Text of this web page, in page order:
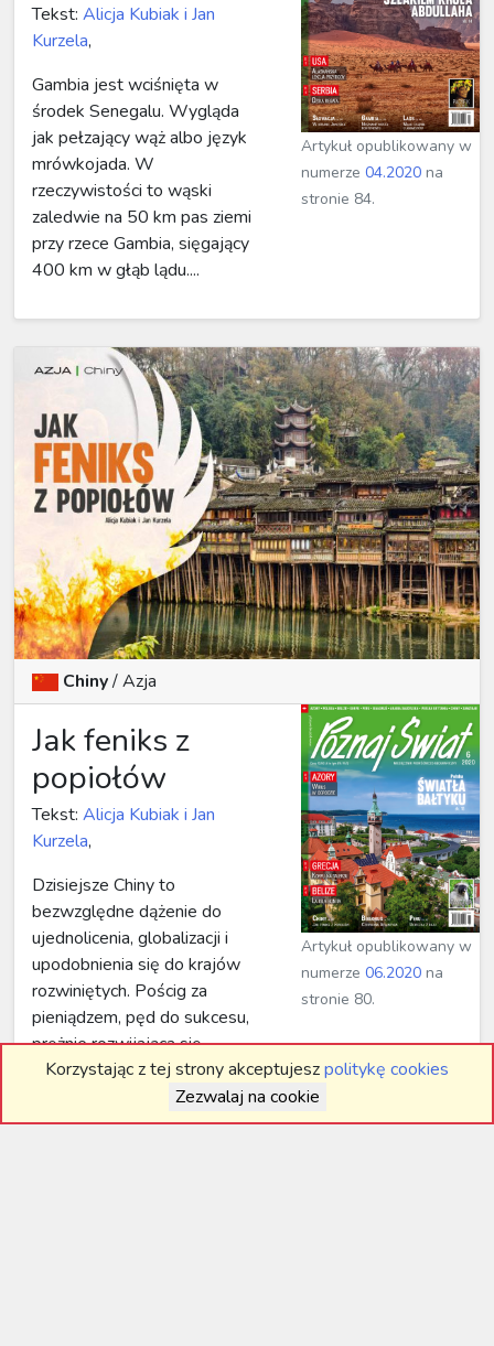
Tekst: Alicja Kubiak i Jan
Kurzela,
Gambia jest wciśnięta w
środek Senegalu. Wygląda
jak pełzający wąż albo język
mrówkojada. W
rzeczywistości to wąski
zaledwie na 50 km pas ziemi
przy rzece Gambia, sięgający
400 km w głąb lądu....
Artykuł opublikowany w
numerze04.2020 na
stronie 84.
Chiny/ Azja
Jak feniks z
popiołów
Tekst: Alicja Kubiak i Jan
Kurzela,
Dzisiejsze Chiny to
bezwzględne dążenie do
ujednolicenia, globalizacji i
upodobnienia się do krajów
rozwiniętych. Pościg za
pieniądzem, pęd do sukcesu,
prężnie rozwijająca się
gospodarka....
Artykuł opublikowany w
numerze06.2020 na
stronie 80.
Korzystając z tej strony akceptujeszpolitykę cookies
Zezwalaj na cookie